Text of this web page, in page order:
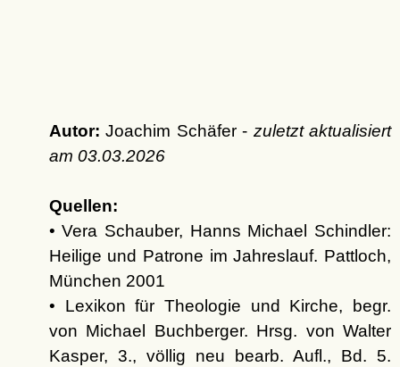
Autor: Joachim Schäfer - zuletzt aktualisiert
am 03.03.2026
Quellen:
• Vera Schauber, Hanns Michael Schindler:
Heilige und Patrone im Jahreslauf. Pattloch,
München 2001
• Lexikon für Theologie und Kirche, begr.
von Michael Buchberger. Hrsg. von Walter
Kasper, 3., völlig neu bearb. Aufl., Bd. 5.